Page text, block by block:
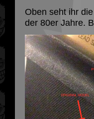
Oben seht ihr
der 80er Jahre.